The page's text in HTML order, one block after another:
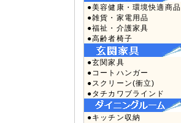
●美容健康・環境快適商品
●雑貨・家電用品
●福祉・介護家具
●高齢者椅子
●玄関家具
●コートハンガー
●スクリーン(衝立)
●タチカワブラインド
●キッチン収納